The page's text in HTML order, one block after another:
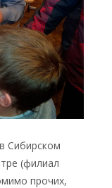
Сибирском
(филиал
прочих,